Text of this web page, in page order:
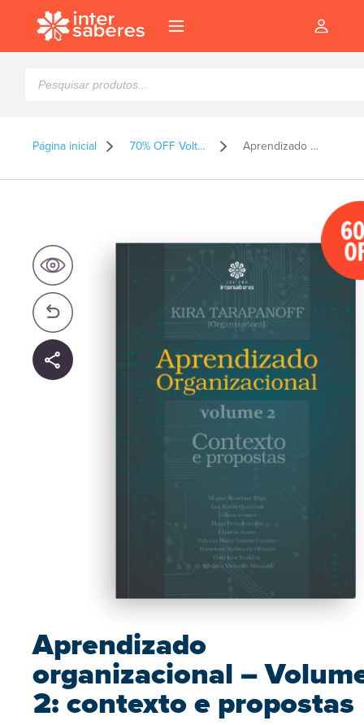
produtos
Página inicial 70% OFF Volta as Aulas 2026 Aprendizado organizacional – Volume 2: contexto e propostas
Aprendizado
organizacional –
2: contexto e propostas